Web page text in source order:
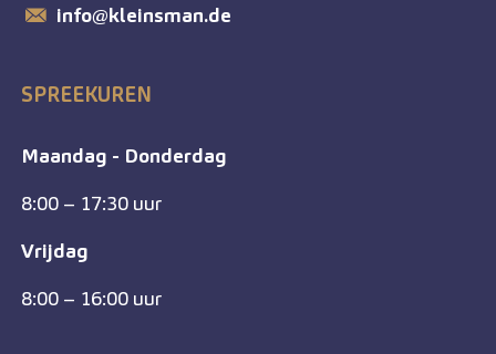
info@kleinsman.de
SPREEKUREN
Maandag - Donderdag
8:00 – 17:30 uur
Vrijdag
8:00 – 16:00 uur